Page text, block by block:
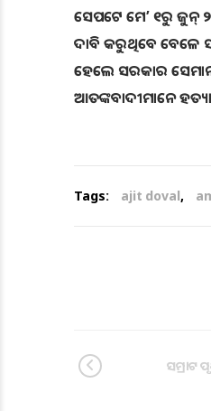
ସେପଟେ ମେ’ ୧ରୁ ଜୁନ୍‌ ୨
ଦାବି କରୁଥିବେ ବେଳେ
ହେଲେ ସରକାର
ଆତଙ୍କବାଦୀମାନେ
Tags: ajit doval,
ସମ୍ରାଟ